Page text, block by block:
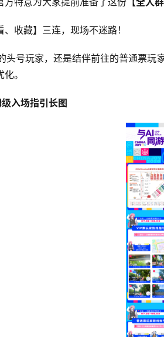
收藏】三连，现场不迷路！
头号玩家，还是结伴前往的普通票
。
入场指引长图